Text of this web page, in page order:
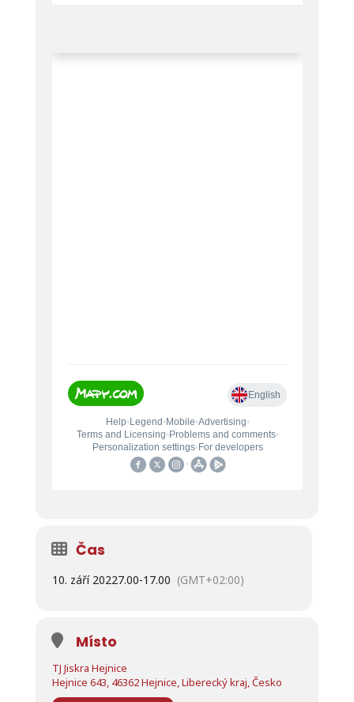
Čas
10. září 20227.00-17.00 (GMT+02:00)
Místo
TJ Jiskra Hejnice
Hejnice 643, 46362 Hejnice, Liberecký kraj, Česko